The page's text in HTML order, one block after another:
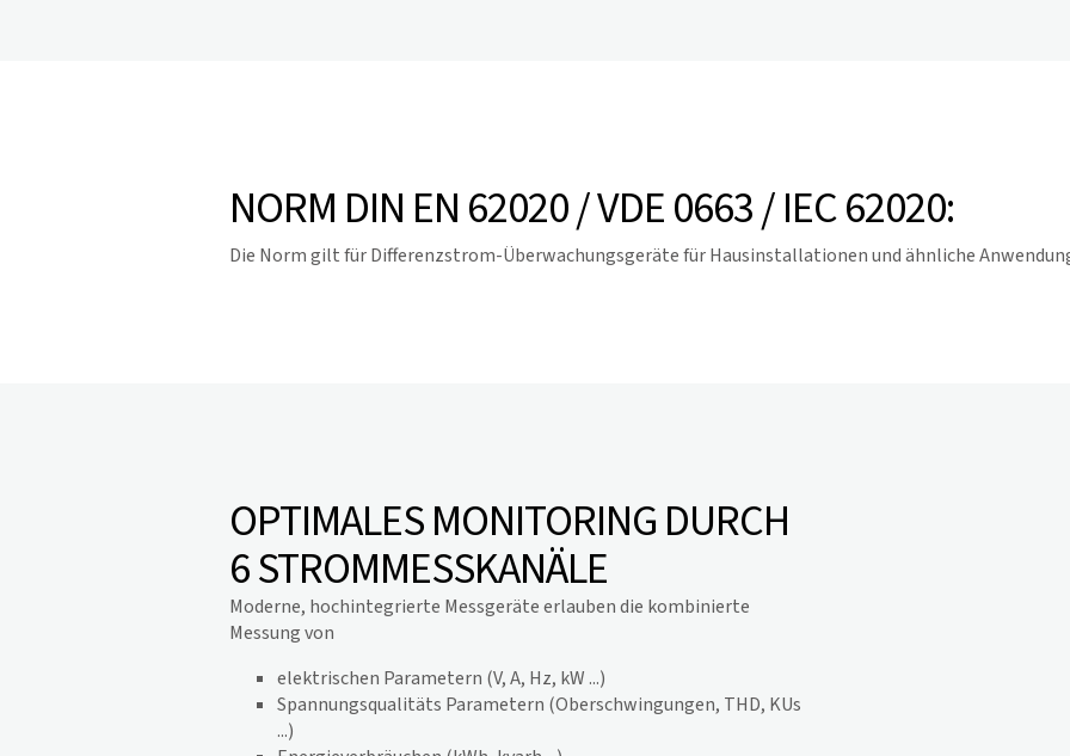
NORM DIN EN 62020 / VDE 0663 / IEC 62020:
Die Norm gilt für Differenzstrom-Überwachungsgeräte für Hausinstallationen und ähnliche
OPTIMALES MONITORING DURCH
6 STROMMESSKANÄLE
Moderne, hochintegrierte Messgeräte erlauben die kombinierte
Messung von
elektrischen Parametern (V, A, Hz, kW ...)
Spannungsqualitäts Parametern (Oberschwingungen, THD, KUs
...)